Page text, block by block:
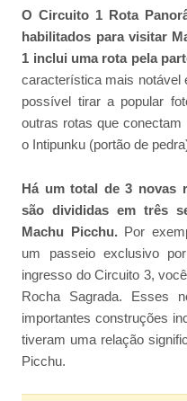
O Circuito 1 Rota
habilitados para visitar
1 inclui uma rota pela
característica mais notável
possível tirar a popular
outras rotas que
o Intipunku (portão de
Há um total de 3 novas
são divididas em três
Machu Picchu.Por
um passeio exclusivo
ingresso do Circuito 3,
Rocha Sagrada. Esses
importantes construções
tiveram uma relação
Picchu.